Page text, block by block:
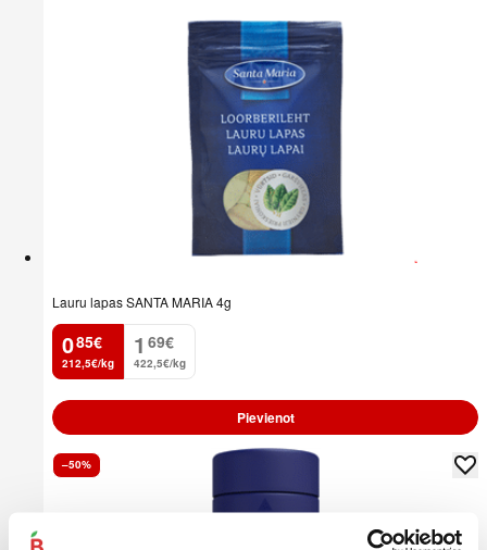
Lauru lapas SANTA MARIA 4g
0
. 85€
212,5€/kg
1
. 69€
422,5€/kg
Pievienot
–50%